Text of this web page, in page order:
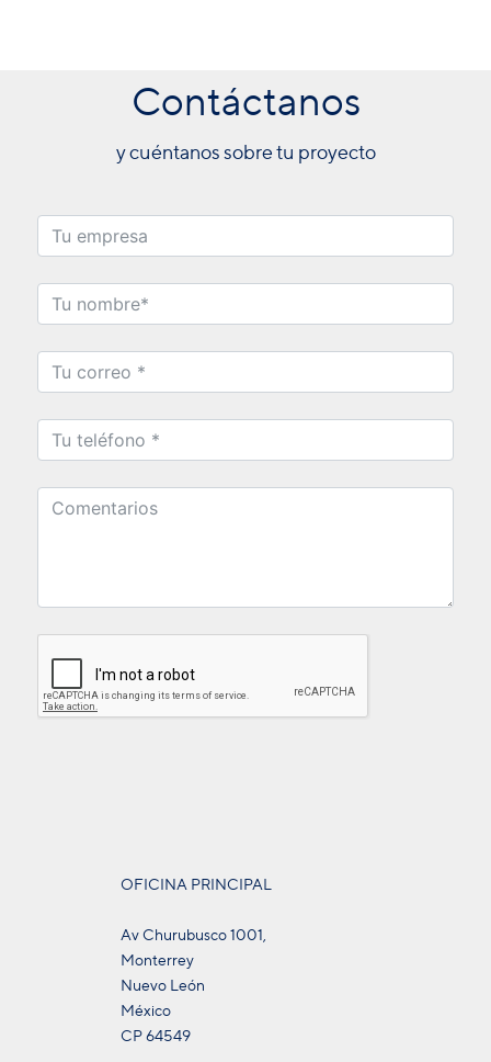
Contáctanos
y cuéntanos sobre tu proyecto
OFICINA PRINCIPAL
Av Churubusco 1001,
Monterrey
Nuevo León
México
CP 64549